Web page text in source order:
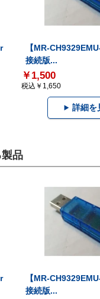
【MR-
接続版...
￥1,500
税込￥1,650
詳細を
品
【MR-
接続版...